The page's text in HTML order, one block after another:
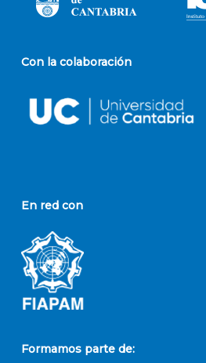
Con la colaboración
En red con
Formamos parte de: